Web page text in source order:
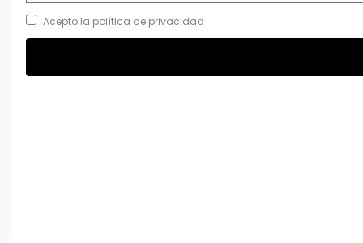
Acepto la política de privacidad